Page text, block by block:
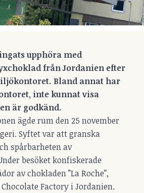
upphöra med
från Jordanien efter
Bland annat har
inte kunnat visa
är godkänd.
ägde rum den 25 november
Syftet var att granska
spårbarheten av
besöket konfiskerade
av chokladen ”La Roche”,
Factory i Jordanien.